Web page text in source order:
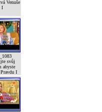
Venuše
I
svůj
abyste
I